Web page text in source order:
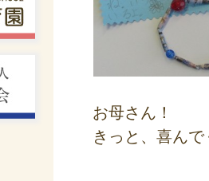
お母さん！
きっと、喜ん